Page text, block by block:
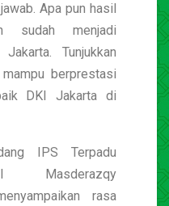
Apa pun hasil
sudah menjadi
Tunjukkan
berprestasi
DKI Jakarta di
IPS Terpadu
Masderazqy
rasa